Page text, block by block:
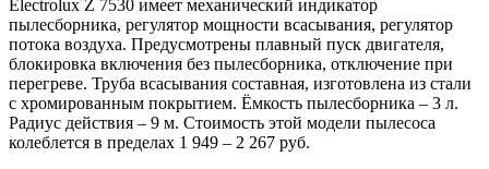
Electrolux Z 7530 имеет механический индикатор
пылесборника, регулятор мощности всасывания, регулятор
потока воздуха. Предусмотрены плавный пуск двигателя,
блокировка включения без пылесборника, отключение при
перегреве. Труба всасывания составная, изготовлена из стали
с хромированным покрытием. Ёмкость пылесборника – 3 л.
Радиус действия – 9 м. Стоимость этой модели пылесоса
колеблется в пределах 1 949 – 2 267 руб.